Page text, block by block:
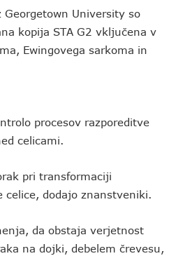
University so
kopija STA G2 vključena v
Ewingovega sarkoma in
procesov razporeditve
celicami.
pri transformaciji
celice, dodajo znanstveniki.
da obstaja verjetnost
na dojki, debelem črevesu,